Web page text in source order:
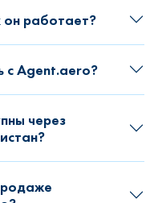
он работает?
с Agent.aero?
через